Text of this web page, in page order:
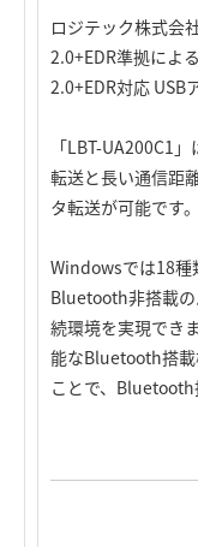
ロジテック株式会
2.0+EDR準拠によ
2.0+EDR対応 USB
「LBT-UA200C1
転送と長い通信距
タ転送が可能です。
Windowsでは18種
Bluetooth非搭載の
続環境を実現でき
能なBluetooth搭載
ことで、Bluetooth